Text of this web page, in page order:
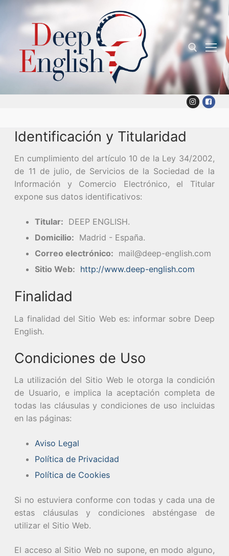
Identificación y Titularidad
En cumplimiento del artículo 10 de la Ley 34/2002,
de 11 de julio, de Servicios de la Sociedad de la
Información y Comercio Electrónico, el Titular
expone sus datos identificativos:
Titular: DEEP ENGLISH.
Domicilio: Madrid - España.
Correo electrónico: mail@deep-english.com
Sitio Web: http://www.deep-english.com
Finalidad
La finalidad del Sitio Web es: informar sobre Deep
English.
Condiciones de Uso
La utilización del Sitio Web le otorga la condición
de Usuario, e implica la aceptación completa de
todas las cláusulas y condiciones de uso incluidas
en las páginas:
Aviso Legal
Política de Privacidad
Política de Cookies
Si no estuviera conforme con todas y cada una de
estas cláusulas y condiciones absténgase de
utilizar el Sitio Web.
El acceso al Sitio Web no supone, en modo alguno,